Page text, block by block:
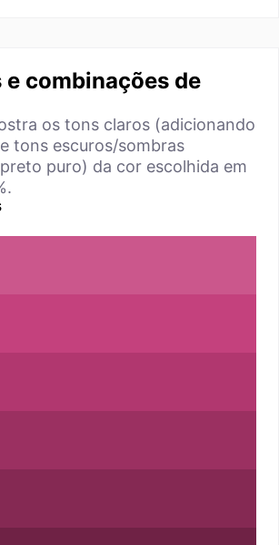
e combinações de
os tons claros (adicionando
tons escuros/sombras
puro) da cor escolhida em